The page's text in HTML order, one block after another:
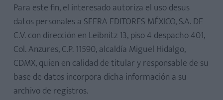
Para este fin, el interesado autoriza el uso desus
datos personales a SFERA EDITORES MÉXICO, S.A. DE
C.V. con dirección en Leibnitz 13, piso 4 despacho 401,
Col. Anzures, C.P. 11590, alcaldía Miguel Hidalgo,
CDMX, quien en calidad de titular y responsable de su
base de datos incorpora dicha información a su
archivo de registros.